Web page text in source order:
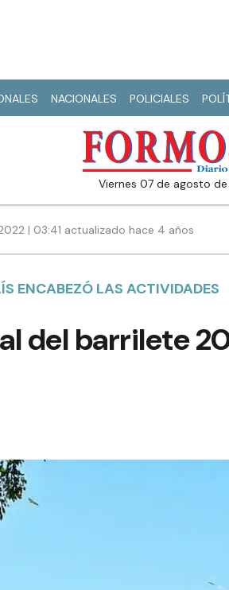
NACIONALES POLICIALES
viernes 07 de agosto
| 03:41 actualizado hace 4 años
ENCABEZÓ LAS ACTIVIDADES
del barrilete